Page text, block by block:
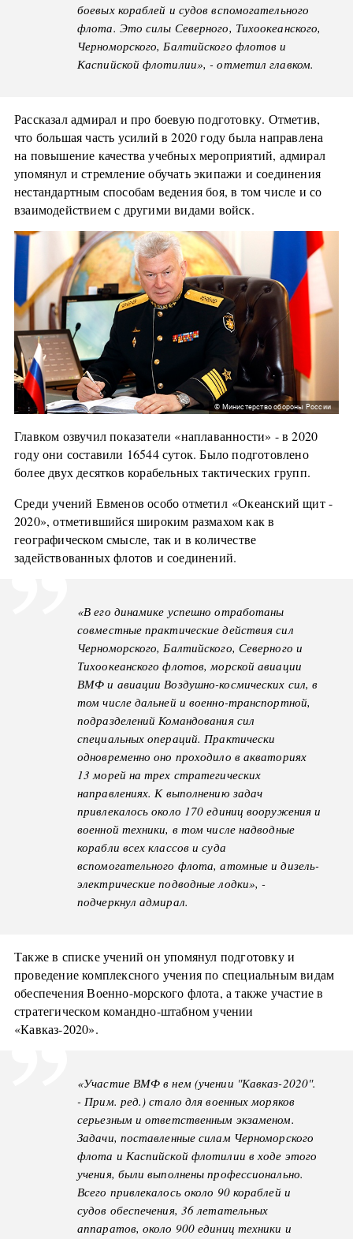
боевых кораблей и судов вспомогательного
флота. Это силы Северного, Тихоокеанского,
Черноморского, Балтийского флотов и
Каспийской флотилии», - отметил главком.
Рассказал адмирал и про боевую подготовку. Отметив,
что большая часть усилий в 2020 году была направлена
на повышение качества учебных мероприятий, адмирал
упомянул и стремление обучать экипажи и соединения
нестандартным способам ведения боя, в том числе и со
взаимодействием с другими видами войск.
© Министерство обороны России
Главком озвучил показатели «наплаванности» - в 2020
году они составили 16544 суток. Было подготовлено
более двух десятков корабельных тактических групп.
Среди учений Евменов особо отметил «Океанский щит -
2020», отметившийся широким размахом как в
географическом смысле, так и в количестве
задействованных флотов и соединений.
«В его динамике успешно отработаны
совместные практические действия сил
Черноморского, Балтийского, Северного и
Тихоокеанского флотов, морской авиации
ВМФ и авиации Воздушно-космических сил, в
том числе дальней и военно-транспортной,
подразделений Командования сил
специальных операций. Практически
одновременно оно проходило в акваториях
13 морей на трех стратегических
направлениях. К выполнению задач
привлекалось около 170 единиц вооружения и
военной техники, в том числе надводные
корабли всех классов и суда
вспомогательного флота, атомные и дизель-
электрические подводные лодки», -
подчеркнул адмирал.
Также в списке учений он упомянул подготовку и
проведение комплексного учения по специальным видам
обеспечения Военно-морского флота, а также участие в
стратегическом командно-штабном учении
«Кавказ-2020».
«Участие ВМФ в нем (учении "Кавказ-2020".
- Прим. ред.) стало для военных моряков
серьезным и ответственным экзаменом.
Задачи, поставленные силам Черноморского
флота и Каспийской флотилии в ходе этого
учения, были выполнены профессионально.
Всего привлекалось около 90 кораблей и
судов обеспечения, 36 летательных
аппаратов, около 900 единиц техники и